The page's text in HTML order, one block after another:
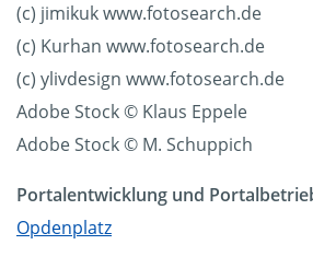
(c) jimikuk www.fotosearch.de
(c) Kurhan www.fotosearch.de
(c) ylivdesign www.fotosearch.de
Adobe Stock © Klaus Eppele
Adobe Stock © M. Schuppich
Portalentwicklung und
Opdenplatz